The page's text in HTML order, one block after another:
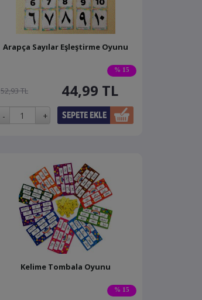
% 15
Arapça Sayılar Eşleştirme Oyunu
52,93 TL 44,99 TL
% 15
Kelime Tombala Oyunu